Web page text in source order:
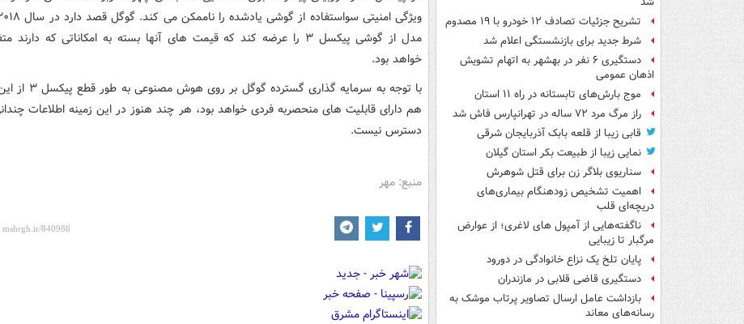
تشریح جزئیات تصادف ۱۲ خودرو با ۱۹ مصدوم
شرط جدید برای بازنشستگی اعلام شد
دستگیری ۶ نفر در بهشهر به اتهام تشویش
اذهان عمومی
موج بارش‌های تابستانه در راه ۱۱ استان
راز مرگ مرد ۷۲ ساله در تهرانپارس فاش شد
قابی زیبا از قلعه بابک آذربایجان شرقی
نمایی زیبا از طبیعت بکر استان گیلان
سناریوی بلاگر زن برای قتل شوهرش
اهمیت تشخیص زودهنگام بیماری‌های
دریچه‌ای قلب
ناگفته‌هایی از آمپول های لاغری؛ از عوارض
مرگبار تا زیبایی
پایان تلخ یک نزاع خانوادگی در دورود
دستگیری قاضی قلابی در مازندران
بازداشت عامل ارسال تصاویر پرتاب موشک به
رسانه‌های معاند
مدل از گوشی پیکسل ۳ را عرضه کند که قیمت های آنها بسته به امکاناتی که دارند
خواهد بود.
با توجه به سرمایه گذاری گسترده گوگل
هم دارای قابلیت های منحصربه فردی خواهد بود، هر چند هنوز در این زمینه اطلاعات
دسترس نیست.
منبع: مهر